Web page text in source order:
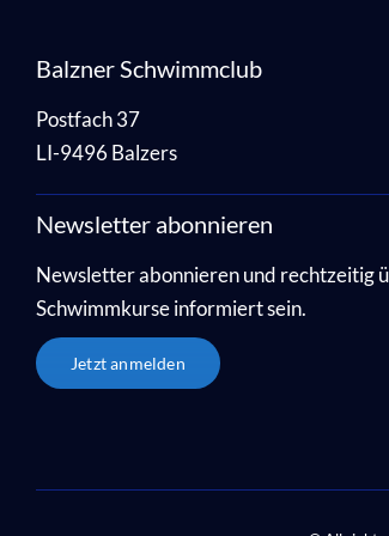
Balzner Schwimmclub
Postfach 37
LI-9496 Balzers
Newsletter abonnieren
Newsletter abonnieren und rechtzeitig
Schwimmkurse informiert sein.
Jetzt anmelden